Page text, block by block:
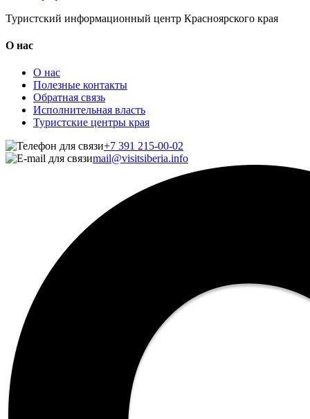
Туристский информационный центр Красноярского края
О нас
О нас
Полезные контакты
Обратная связь
Исполнительная власть
Туристские центры края
+7 391 215-00-02
mail@visitsiberia.info